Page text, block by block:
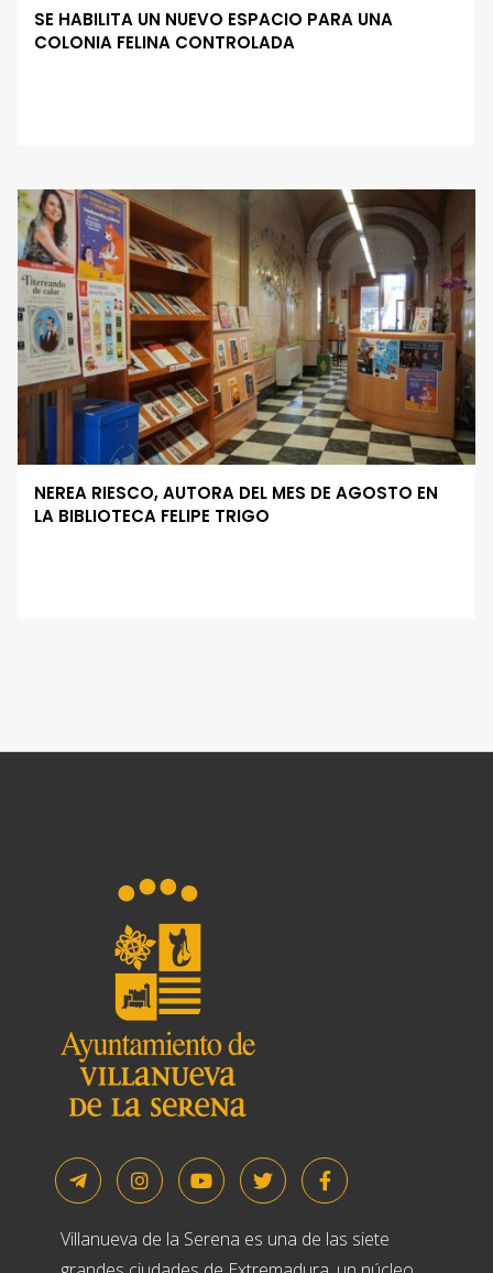
SE HABILITA UN NUEVO ESPACIO PARA UNA
COLONIA FELINA CONTROLADA
NEREA RIESCO, AUTORA DEL MES DE AGOSTO EN
LA BIBLIOTECA FELIPE TRIGO
Villanueva de la Serena es una de las siete